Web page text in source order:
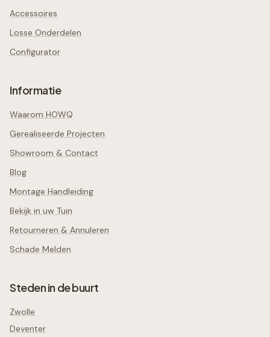
Accessoires
Losse Onderdelen
Configurator
Informatie
Waarom HOWQ
Gerealiseerde Projecten
Showroom & Contact
Blog
Montage Handleiding
Bekijk in uw Tuin
Retourneren & Annuleren
Schade Melden
Steden in de buurt
Zwolle
Deventer